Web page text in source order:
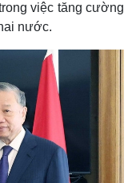
việc tăng cường
nước.